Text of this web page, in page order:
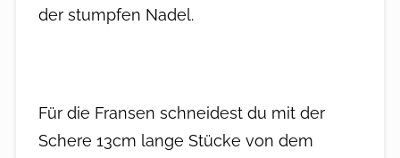
der stumpfen Nadel.
Für die Fransen schneidest du mit der
Schere 13cm lange Stücke von dem